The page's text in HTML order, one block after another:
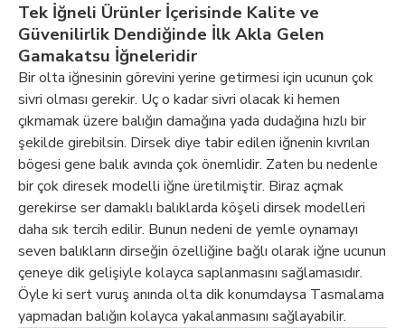
Tek İğneli Ürünler İçerisinde Kalite ve
Güvenilirlik Dendiğinde İlk Akla Gelen
Gamakatsu İğneleridir
Bir olta iğnesinin görevini yerine getirmesi için ucunun çok
sivri olması gerekir. Uç o kadar sivri olacak ki hemen
çıkmamak üzere balığın damağına yada dudağına hızlı bir
şekilde girebilsin. Dirsek diye tabir edilen iğnenin kıvrılan
bögesi gene balık avında çok önemlidir. Zaten bu nedenle
bir çok diresek modelli iğne üretilmiştir. Biraz açmak
gerekirse ser damaklı balıklarda köşeli dirsek modelleri
daha sık tercih edilir. Bunun nedeni de yemle oynamayı
seven balıkların dirseğin özelliğine bağlı olarak iğne ucunun
çeneye dik gelişiyle kolayca saplanmasını sağlamasıdır.
Öyle ki sert vuruş anında olta dik konumdaysa Tasmalama
yapmadan balığın kolayca yakalanmasını sağlayabilir.